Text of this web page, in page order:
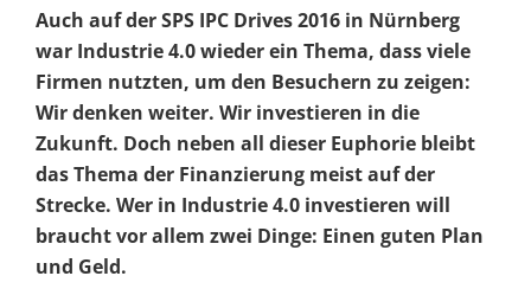
Auch auf der SPS IPC Drives 2016 in Nürnberg
war Industrie 4.0 wieder ein Thema, dass viele
Firmen nutzten, um den Besuchern zu zeigen:
Wir denken weiter. Wir investieren in die
Zukunft. Doch neben all dieser Euphorie bleibt
das Thema der Finanzierung meist auf der
Strecke. Wer in Industrie 4.0 investieren will
braucht vor allem zwei Dinge: Einen guten Plan
und Geld.